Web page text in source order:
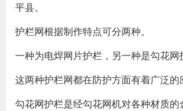
平县。
护栏网根据制作特点可分两种。
一种为电焊网片护栏，另一种是勾花网
这两种护栏网都在防护方面有着广泛的
勾花网护栏是经勾花网机对各种材质